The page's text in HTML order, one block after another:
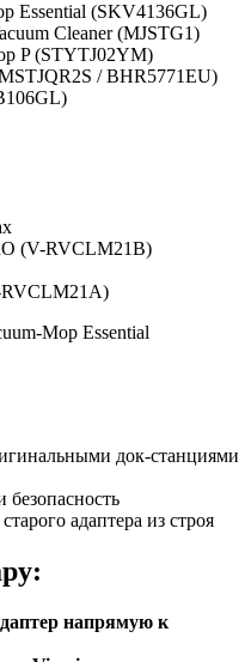
Essential (SKV4136GL)
Cleaner (MJSTG1)
P (STYTJ02YM)
/ BHR5771EU)
(V-RVCLM21B)
RVCLM21A)
док-станциями
безопасность
адаптера из строя
напрямую к